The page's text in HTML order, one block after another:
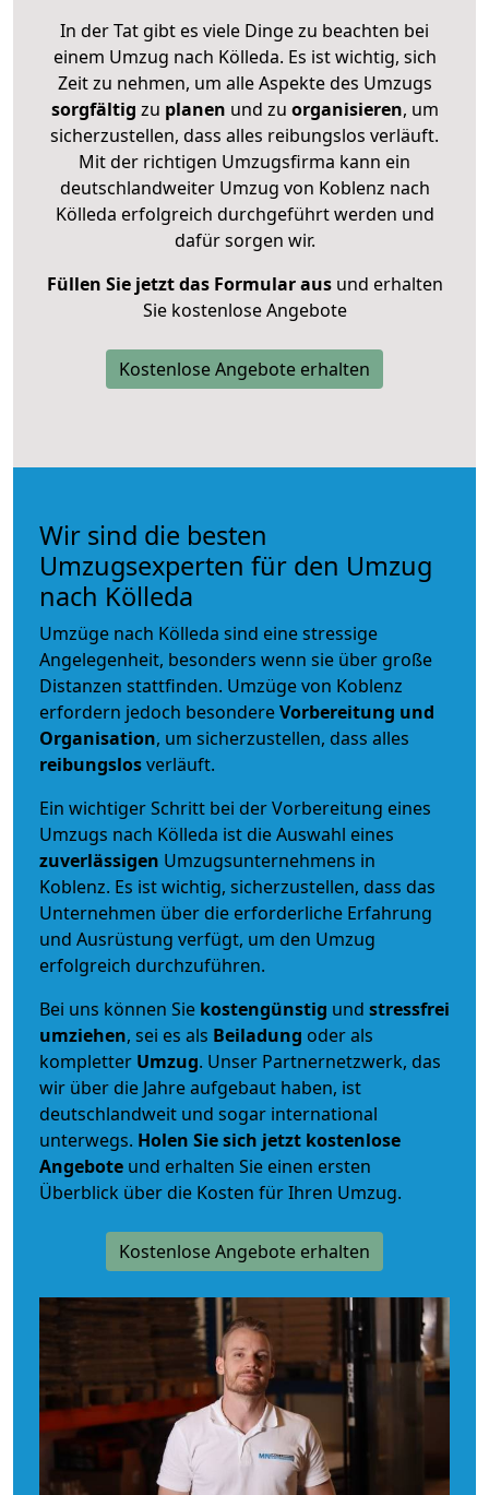
In der Tat gibt es viele Dinge zu beachten bei
einem Umzug nach Kölleda. Es ist wichtig, sich
Zeit zu nehmen, um alle Aspekte des Umzugs
sorgfältig zu planen und zu organisieren, um
sicherzustellen, dass alles reibungslos verläuft.
Mit der richtigen Umzugsfirma kann ein
deutschlandweiter Umzug von Koblenz nach
Kölleda erfolgreich durchgeführt werden und
dafür sorgen wir.
Füllen Sie jetzt das Formular ausund erhalten
Sie kostenlose Angebote
Kostenlose Angebote erhalten
Wir sind die besten
Umzugsexperten für den Umzug
nach Kölleda
Umzüge nach Kölleda sind eine stressige
Angelegenheit, besonders wenn sie über große
Distanzen stattfinden. Umzüge von Koblenz
erfordern jedoch besondereVorbereitung und
Organisation, um sicherzustellen, dass alles
reibungslosverläuft.
Ein wichtiger Schritt bei der Vorbereitung eines
Umzugs nach Kölleda ist die Auswahl eines
zuverlässigen Umzugsunternehmens in
Koblenz. Es ist wichtig, sicherzustellen, dass das
Unternehmen über die erforderliche Erfahrung
und Ausrüstung verfügt, um den Umzug
erfolgreich durchzuführen.
Bei uns können Sie kostengünstig und stressfrei
umziehen, sei es als Beiladung oder als
kompletter Umzug. Unser Partnernetzwerk, das
wir über die Jahre aufgebaut haben, ist
deutschlandweit und sogar international
unterwegs. Holen Sie sich jetzt kostenlose
Angebote und erhalten Sie einen ersten
Überblick über die Kosten für Ihren Umzug.
Kostenlose Angebote erhalten